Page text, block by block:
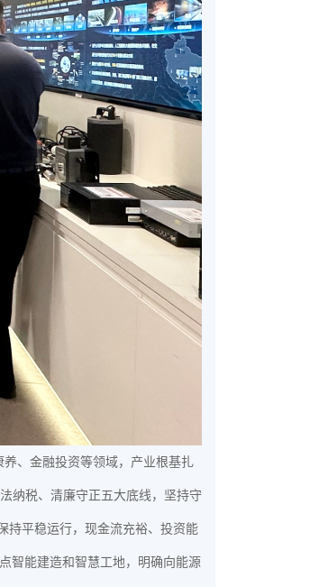
、金融投资等领域，产业根基扎
纳税、清廉守正五大底线，坚持守
持平稳运行，现金流充裕、投资能
智能建造和智慧工地，明确向能源